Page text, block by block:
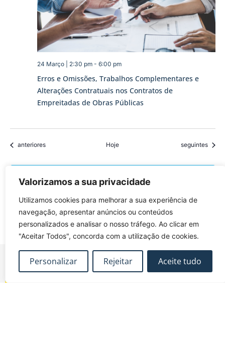
Valorizamos a sua privacidade
Utilizamos cookies para melhorar a sua experiência de
navegação, apresentar anúncios ou conteúdos
personalizados e analisar o nosso tráfego. Ao clicar em
"Aceitar Todos", concorda com a utilização de cookies.
Personalizar Rejeitar Aceite tudo
Erros e Omissões, Trabalhos Complementares e
Alterações Contratuais nos Contratos de
Empreitadas de Obras Públicas
24 Março | 2:30 pm- 6:00 pm
Eventos
anteriores Hoje Eventos
seguintes
Subscrever o calendário